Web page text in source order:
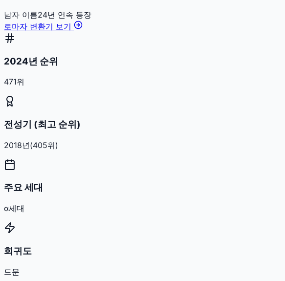
남자 이름24년 연속 등장
로마자 변환기 보기
2024년 순위
471위
전성기 (최고 순위)
2018년(405위)
주요 세대
α세대
희귀도
드문